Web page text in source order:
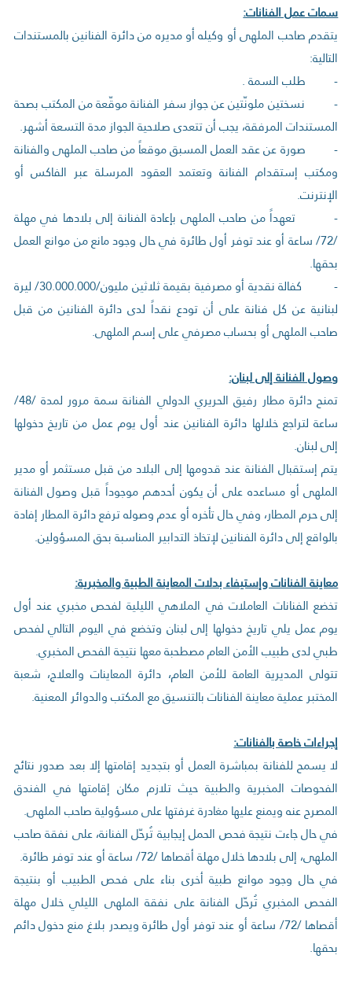
سمات عمل الفنانات:
يتقدم صاحب الملهى أو وكيله أو مديره من دائرة الفنانين بالمستندات
التالية:
- طلب السمة .
- نسختين ملونّتين عن جواز سفر الفنانة موقّعة من المكتب بصحة
المستندات المرفقة، يجب أن تتعدى صلاحية الجواز مدة التسعة أشهر.
- صورة عن عقد العمل المسبق موقعاً من صاحب الملهى والفنانة
ومكتب إستقدام الفنانة وتعتمد العقود المرسلة عبر الفاكس أو
الإنترنت.
- تعهداً من صاحب الملهى بإعادة الفنانة إلى بلادها في مهلة
/72/ ساعة أو عند توفر أول طائرة في حال وجود مانع من موانع العمل
بحقها.
- كفالة نقدية أو مصرفية بقيمة ثلاثين مليون/30.000.000/ ليرة
لبنانية عن كل فنانة على أن تودع نقداً لدى دائرة الفنانين من قبل
صاحب الملهى أو بحساب مصرفي على إسم الملهى.
وصول الفنانة إلى لبنان:
تمنح دائرة مطار رفيق الحريري الدولي الفنانة سمة مرور لمدة /48/
ساعة لتراجع خلالها دائرة الفنانين عند أول يوم عمل من تاريخ دخولها
إلى لبنان.
يتم إستقبال الفنانة عند قدومها إلى البلاد من قبل مستثمر أو مدير
الملهى أو مساعده على أن يكون أحدهم موجوداً قبل وصول الفنانة
إلى حرم المطار، وفي حال تأخره أو عدم وصوله ترفع دائرة المطار إفادة
بالواقع إلى دائرة الفنانين لإتخاذ التدابير المناسبة بحق المسؤولين.
معاينة الفنانات وإستيفاء بدلات المعاينة الطبية والمخبرية:
تخضع الفنانات العاملات في الملاهي الليلية لفحص مخبري عند أول
يوم عمل يلي تاريخ دخولها إلى لبنان وتخضع في اليوم التالي لفحص
طبي لدى طبيب الأمن العام مصطحبة معها نتيجة الفحص المخبري.
تتولى المديرية العامة للأمن العام، دائرة المعاينات والعلاج، شعبة
المختبر عملية معاينة الفنانات بالتنسيق مع المكتب والدوائر المعنية.
إجراءات خاصة بالفنانات:
لا يسمح للفنانة بمباشرة العمل أو بتجديد إقامتها إلا بعد صدور نتائج
الفحوصات المخبرية والطبية حيث تلازم مكان إقامتها في الفندق
المصرح عنه ويمنع عليها مغادرة غرفتها على مسؤولية صاحب الملهى.
في حال جاءت نتيجة فحص الحمل إيجابية تُرحّل الفنانة، على نفقة صاحب
الملهى، إلى بلادها خلال مهلة أقصاها /72/ ساعة أو عند توفر طائرة.
في حال وجود موانع طبية أخرى بناء على فحص الطبيب أو بنتيجة
الفحص المخبري تُرحّل الفنانة على نفقة الملهى الليلي خلال مهلة
أقصاها /72/ ساعة أو عند توفر أول طائرة ويصدر بلاغ منع دخول دائم
بحقها.